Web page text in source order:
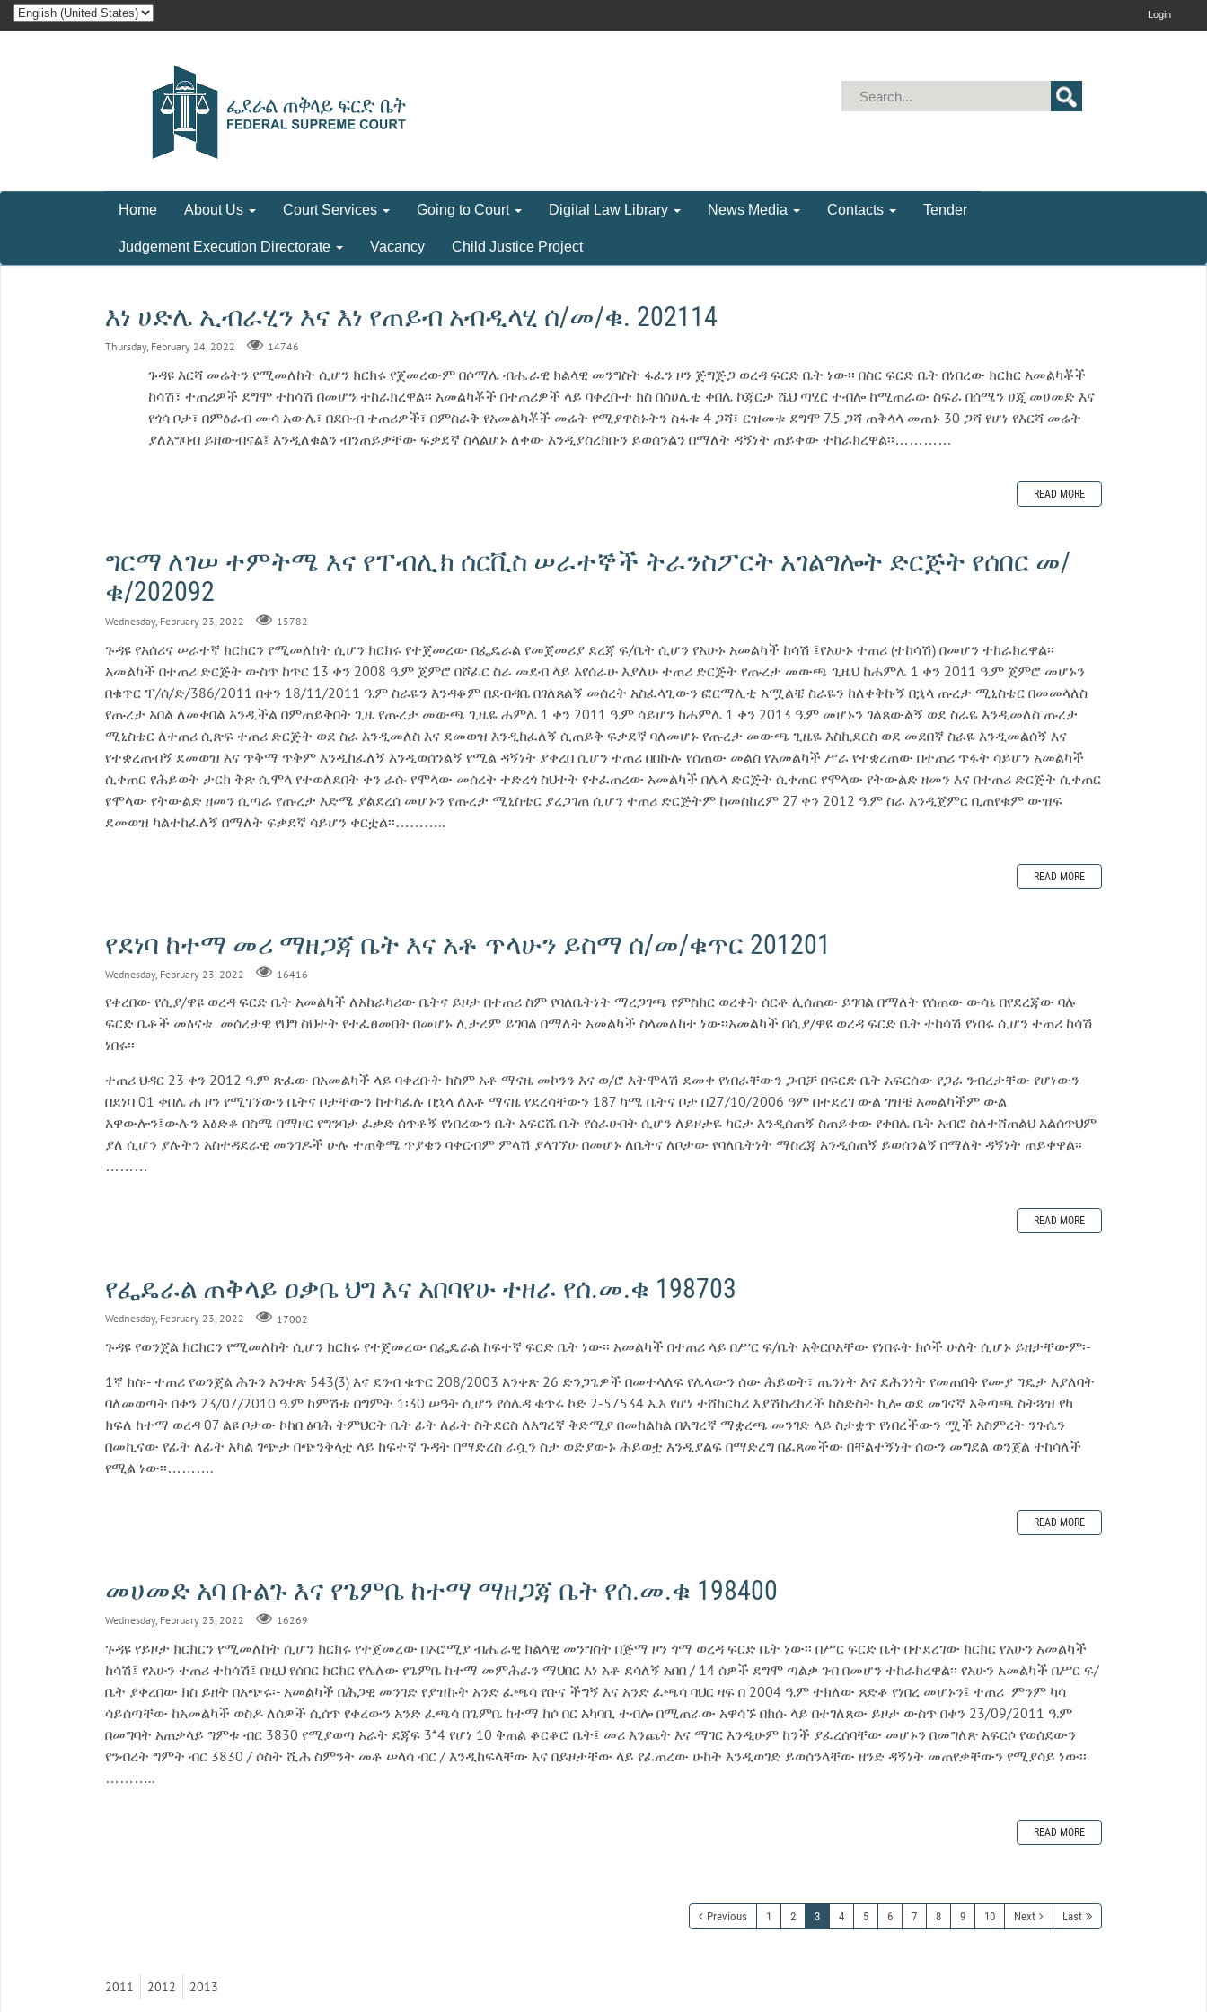
Login
Home About Us Court Services Going to Court Digital Law Library News Media Contacts Tender
Judgement Execution Directorate Vacancy Child Justice Project
እነ ሀድሌ ኢብራሂን እና እነ የጠይብ አብዲላሂ ሰ/መ/ቁ. 202114
Thursday, February 24, 2022 14746
ጉዳዩ እርሻ መሬትን የሚመለከት ሲሆን ክርክሩ የጀመረውም በሶማሌ ብሔራዊ ክልላዊ መንግስት ፋፈን ዞን ጅግጅጋ ወረዳ ፍርድ ቤት ነው፡፡ በስር ፍርድ ቤት በነበረው ክርክር አመልካቾች
ከሳሽ፣ ተጠሪዎች ደግሞ ተከሳሽ በመሆን ተከራክረዋል፡፡ አመልካቾች በተጠሪዎች ላይ ባቀረቡተ ክስ በሰሀሊቲ ቀበሌ ኮጃርታ ሼህ ጣሂር ተብሎ ከሚጠራው ስፍራ በሰሜን ሀጂ መሀመድ እና
የጎሳ ቦታ፣ በምዕራብ ሙሳ አውሌ፣ በደቡብ ተጠሪዎች፣ በምስራቅ የአመልካቾች መሬት የሚያዋስኑትን ስፋቱ 4 ጋሻ፣ ርዝመቱ ደግሞ 7.5 ጋሻ ጠቅላላ መጠኑ 30 ጋሻ የሆነ የእርሻ መሬት
ያለአግባብ ይዘውብናል፤ እንዲለቁልን ብንጠይቃቸው ፍቃደኛ ስላልሆኑ ለቀው እንዲያስረክቡን ይወሰንልን በማለት ዳኝነት ጠይቀው ተከራክረዋል፡፡…………
READ MORE
ግርማ ለገሠ ተምትሜ እና የፐብሊክ ሰርቪስ ሠራተኞች ትራንስፖርት አገልግሎት ድርጅት የሰበር መ/
ቁ/202092
Wednesday, February 23, 2022 15782
ጉዳዩ የአሰሪና ሠራተኛ ክርክርን የሚመለከት ሲሆን ክርክሩ የተጀመረው በፌዴራል የመጀመሪያ ደረጃ ፍ/ቤት ሲሆን የአሁኑ አመልካች ከሳሽ ፤የአሁኑ ተጠሪ (ተከሳሽ) በመሆን ተከራክረዋል፡፡
አመልካች በተጠሪ ድርጅት ውስጥ ከጥር 13 ቀን 2008 ዓ.ም ጀምሮ በሾፈር ስራ መደብ ላይ እየሰራሁ እያለሁ ተጠሪ ድርጅት የጡረታ መውጫ ጊዜህ ከሐምሌ 1 ቀን 2011 ዓ.ም ጀምሮ መሆኑን
በቁጥር ፐ/ሰ/ድ/386/2011 በቀን 18/11/2011 ዓ.ም ስራዬን እንዳቆም በደብዳቤ በገለጸልኝ መሰረት አስፈላጊውን ፎርማሊቲ አሟልቼ ስራዬን ከለቀቅኩኝ በኋላ ጡረታ ሚኒስቴር በመመላለስ
የጡረታ አበል ለመቀበል እንዲችል በምጠይቅበት ጊዜ የጡረታ መውጫ ጊዜዬ ሐምሌ 1 ቀን 2011 ዓ.ም ሳይሆን ከሐምሌ 1 ቀን 2013 ዓ.ም መሆኑን ገልጸውልኝ ወደ ስራዬ እንዲመለስ ጡረታ
ሚኒስቴር ለተጠሪ ሲጽፍ ተጠሪ ድርጅት ወደ ስራ እንዲመለስ እና ደመወዝ እንዲከፈለኝ ሲጠይቅ ፍቃደኛ ባለመሆኑ የጡረታ መውጫ ጊዜዬ እስኪደርስ ወደ መደበኛ ስራዬ እንዲመልሰኝ እና
የተቋረጠብኝ ደመወዝ እና ጥቅማ ጥቅም እንዲከፈለኝ እንዲወሰንልኝ የሚል ዳኝነት ያቀረበ ሲሆን ተጠሪ በበኩሉ የሰጠው መልስ የአመልካች ሥራ የተቋረጠው በተጠሪ ጥፋት ሳይሆን አመልካች
ሲቀጠር የሕይወት ታርክ ቅጽ ሲሞላ የተወለደበት ቀን ራሱ የሞላው መሰረት ተድረጎ ስህተት የተፈጠረው አመልካች በሌላ ድርጅት ሲቀጠር የሞላው የትውልድ ዘመን እና በተጠሪ ድርጅት ሲቀጠር
የሞላው የትውልድ ዘመን ሲጣራ የጡረታ እድሜ ያልደረሰ መሆኑን የጡረታ ሚኒስቴር ያረጋገጠ ሲሆን ተጠሪ ድርጅትም ከመስከረም 27 ቀን 2012 ዓ.ም ስራ እንዲጀምር ቢጠየቁም ውዝፍ
ደመወዝ ካልተከፈለኝ በማለት ፍቃደኛ ሳይሆን ቀርቷል፡፡………..
READ MORE
የደነባ ከተማ መሪ ማዘጋጃ ቤት እና አቶ ጥላሁን ይስማ ሰ/መ/ቁጥር 201201
Wednesday, February 23, 2022 16416
የቀረበው የሲያ/ዋዩ ወረዳ ፍርድ ቤት አመልካች ለአከራካሪው ቤትና ይዞታ በተጠሪ ስም የባለቤትነት ማረጋገጫ የምስክር ወረቀት ሰርቶ ሊሰጠው ይገባል በማለት የሰጠው ውሳኔ በየደረጃው ባሉ
ፍርድ ቤቶች መፅናቱ መሰረታዊ የህግ ስህተት የተፈፀመበት በመሆኑ ሊታረም ይገባል በማለት አመልካች ስላመለከተ ነው፡፡አመልካች በሲያ/ዋዩ ወረዳ ፍርድ ቤት ተከሳሽ የነበሩ ሲሆን ተጠሪ ከሳሽ
ነበሩ፡፡
ተጠሪ ህዳር 23 ቀን 2012 ዓ.ም ጽፈው በአመልካች ላይ ባቀረቡት ክስም አቶ ማናዜ መኮንን እና ወ/ሮ እትሞላሽ ደመቀ የነበራቸውን ጋብቻ በፍርድ ቤት አፍርሰው የጋራ ንብረታቸው የሆነውን
በደነባ 01 ቀበሌ ሐ ዞን የሚገኘውን ቤትና ቦታቸውን ከተካፈሉ በኋላ ለአቶ ማናዜ የደረሳቸውን 187 ካሜ ቤትና ቦታ በ27/10/2006 ዓም በተደረገ ውል ገዝቼ አመልካችም ውል
አዋውሎን፤ውሉን አፅድቆ በስሜ በማዞር የግንባታ ፈቃድ ሰጥቶኝ የነበረውን ቤት አፍርሼ ቤት የሰራሁበት ሲሆን ለይዞታዬ ካርታ እንዲሰጠኝ ስጠይቀው የቀበሌ ቤት አብሮ ስለተሸጠልህ አልሰጥህም
ያለ ሲሆን ያሉትን አስተዳደራዊ መንገዶች ሁሉ ተጠቅሜ ጥያቄን ባቀርብም ምላሽ ያላገኘሁ በመሆኑ ለቤትና ለቦታው የባለቤትነት ማስረጃ እንዲሰጠኝ ይወሰንልኝ በማለት ዳኝነት ጠይቀዋል፡፡
………
READ MORE
የፌዴራል ጠቅላይ ዐቃቤ ህግ እና አበባየሁ ተዘራ የሰ.መ.ቁ 198703
Wednesday, February 23, 2022 17002
ጉዳዩ የወንጀል ክርክርን የሚመለከት ሲሆን ክርክሩ የተጀመረው በፌዴራል ከፍተኛ ፍርድ ቤት ነው፡፡ አመልካች በተጠሪ ላይ በሥር ፍ/ቤት አቅርቦአቸው የነበሩት ክሶች ሁለት ሲሆኑ ይዘታቸውም፡-
1ኛ ክስ፡- ተጠሪ የወንጀል ሕጉን አንቀጽ 543(3) እና ደንብ ቁጥር 208/2003 አንቀጽ 26 ድንጋጌዎች በመተላለፍ የሌላውን ሰው ሕይወት፣ ጤንነት እና ደሕንነት የመጠበቅ የሙያ ግዴታ እያለባት
ባለመወጣት በቀን 23/07/2010 ዓ.ም ከምሽቱ በግምት 1፡30 ሠዓት ሲሆን የሰሌዳ ቁጥሩ ኮድ 2-57534 አ.አ የሆነ ተሸከርካሪ እያሽከረከረች ከስድስት ኪሎ ወደ መገናኛ አቅጣጫ ስትጓዝ የካ
ክፍለ ከተማ ወረዳ 07 ልዩ ቦታው ኮከበ ፅባሕ ትምህርት ቤት ፊት ለፊት ስትደርስ ለእግረኛ ቅድሚያ በመከልከል በእግረኛ ማቋረጫ መንገድ ላይ ስታቋጥ የነበረችውን ሟች አስምረት ንጉሴን
በመኪናው የፊት ለፊት አካል ገጭታ በጭንቅላቷ ላይ ከፍተኛ ጉዳት በማድረስ ራሷን ስታ ወድያውኑ ሕይወቷ እንዲያልፍ በማድረግ በፈጸመችው በቸልተኝነት ሰውን መግደል ወንጀል ተከሳለች
የሚል ነው፡፡……….
READ MORE
መሀመድ አባ ቡልጉ እና የጌምቤ ከተማ ማዘጋጃ ቤት የሰ.መ.ቁ 198400
Wednesday, February 23, 2022 16269
ጉዳዩ የይዞታ ክርክርን የሚመለከት ሲሆን ክርክሩ የተጀመረው በኦሮሚያ ብሔራዊ ክልላዊ መንግስት በጅማ ዞን ጎማ ወረዳ ፍርድ ቤት ነው፡፡ በሥር ፍርድ ቤት በተደረገው ክርክር የአሁን አመልካች
ከሳሽ፤ የአሁን ተጠሪ ተከሳሽ፤ በዚህ የሰበር ክርክር የሌለው የጌምቤ ከተማ መምሕራን ማህበር እነ አቶ ደሳለኝ አበበ / 14 ሰዎች ደግሞ ጣልቃ ገብ በመሆን ተከራክረዋል፡፡ የአሁን አመልካች በሥር ፍ/
ቤት ያቀረበው ክስ ይዘት በአጭሩ፡- አመልካች በሕጋዊ መንገድ የያዝኩት አንድ ፈጫሳ የቡና ችግኝ እና አንድ ፈጫሳ ባህር ዛፍ በ 2004 ዓ.ም ተክለው ጸድቆ የነበረ መሆኑን፤ ተጠሪ ምንም ካሳ
ሳይሰጣቸው ከአመልካች ወስዶ ለሰዎች ሲሰጥ የቀረውን አንድ ፈጫሳ በጌምቤ ከተማ ከሶ በር አካባቢ ተብሎ በሚጠራው አዋሳኙ በክሱ ላይ በተገለጸው ይዞታ ውስጥ በቀን 23/09/2011 ዓ.ም
በመግባት አጠቃላይ ግምቱ ብር 3830 የሚያወጣ አራት ደጃፍ 3*4 የሆነ 10 ቅጠል ቆርቆሮ ቤት፤ መሪ እንጨት እና ማገር እንዲሁም ከንች ያፈረሰባቸው መሆኑን በመግለጽ አፍርሶ የወሰደውን
የንብረት ግምት ብር 3830 / ሶስት ሺሕ ስምንት መቶ ሠላሳ ብር / እንዲከፍላቸው እና በይዞታቸው ላይ የፈጠረው ሁከት እንዲወገድ ይወሰንላቸው ዘንድ ዳኝነት መጠየቃቸውን የሚያሳይ ነው፡፡
………..
READ MORE
Previous 1 2 3 4 5 6 7 8 9 10 Next Last
2011 2012 2013